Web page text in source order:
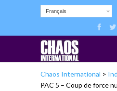
Français
Chaos International >
PAC 5 – Coup de force